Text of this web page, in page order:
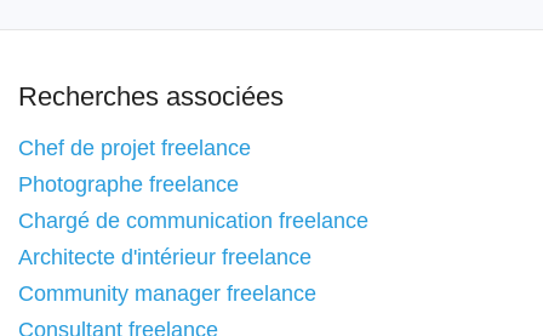
Recherches associées
Chef de projet freelance
Photographe freelance
Chargé de communication freelance
Architecte d'intérieur freelance
Community manager freelance
Consultant freelance